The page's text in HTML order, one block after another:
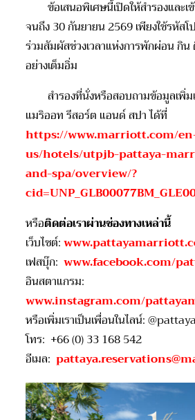
ข้อเสนอพิเศษนี้เปิดให้สำรองและเ
จนถึง30กันยายน2569เพียงใช้รหัส
ร่วมสัมผัสช่วงเวลาแห่งการพักผ่อน กิ
อย่างเต็มอิ่ม
สำรองที่นั่งหรือสอบถามข้อมูลเพิ่ม
แมริออท รีสอร์ต แอนด์ สปาได้ที่
https://www.marriott.com/
us/hotels/utpjb-pattaya-
and-spa/overview/?
หรือติดต่อเราผ่านช่องทางเหล่านี้
เว็บไซต์:
เฟสบุ๊ก: www.facebook.com/
อินสตาแกรม:
www.instagram.com/
หรือเพิ่มเราเป็นเพื่อนในไลน์:
โทร: +66 (0) 33 168 542
อีเมล: